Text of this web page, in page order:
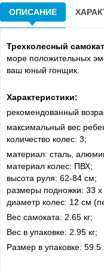
ОПИСАНИЕ
Трехколесный
море положительных
ваш юный гонщик.
Характеристики:
рекомендованный
максимальный вес
количество колес: 3;
материал: сталь,
материал колес: ПВХ;
высота руля: 62-84 см;
размеры подножки: 33
диаметр колес: 12 см
Вес самоката: 2.65 кг;
Вес в упаковке: 2.95 кг;
Размер в упаковке: 59.5